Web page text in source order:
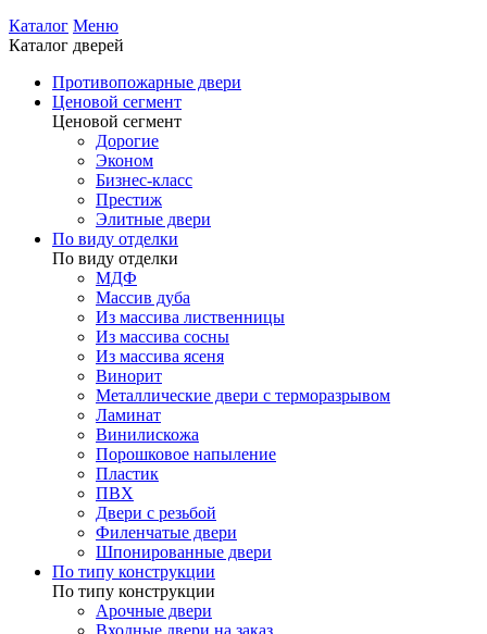
Каталог Меню
Каталог дверей
Противопожарные двери
Ценовой сегмент
Ценовой сегмент
Дорогие
Эконом
Бизнес-класс
Престиж
Элитные двери
По виду отделки
По виду отделки
МДФ
Массив дуба
Из массива лиственницы
Из массива сосны
Из массива ясеня
Винорит
Металлические двери с терморазрывом
Ламинат
Винилискожа
Порошковое напыление
Пластик
ПВХ
Двери с резьбой
Филенчатые двери
Шпонированные двери
По типу конструкции
По типу конструкции
Арочные двери